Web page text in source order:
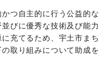
つ自主的に行う公益的な
びに優秀な技術及び能力
充てるため、宇土市まち
取り組みについて助成を